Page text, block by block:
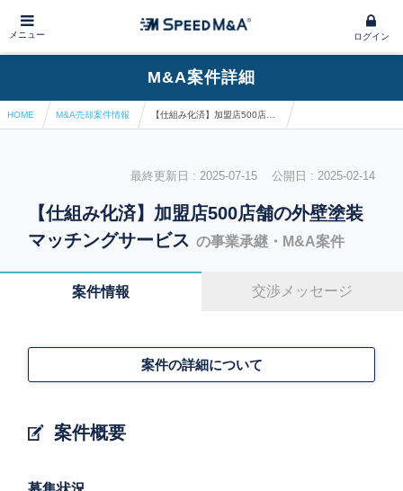
メニュー ログイン
M&A案件詳細
HOME M&A売却案件情報
最終更新日 : 2025-07-15 公開日 : 2025-02-14
【仕組み化済】加盟店500店舗の外壁塗装
マッチングサービス の事業承継・M&A案件
案件情報 交渉メッセージ
案件概要
案件の詳細について